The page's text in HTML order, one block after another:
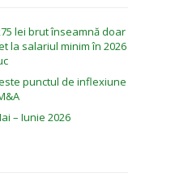
lei brut înseamnă doar
la salariul minim în 2026
punctul de inflexiune
– Iunie 2026